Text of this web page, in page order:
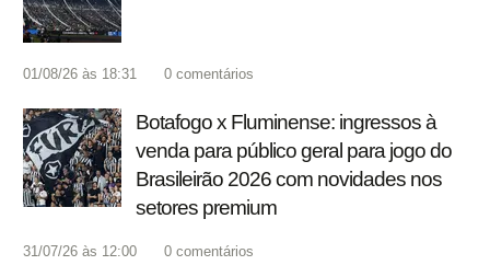
01/08/26 às 18:31 0 comentários
Botafogo x Fluminense: ingressos à
venda para público geral para jogo do
Brasileirão 2026 com novidades nos
setores premium
31/07/26 às 12:00 0 comentários